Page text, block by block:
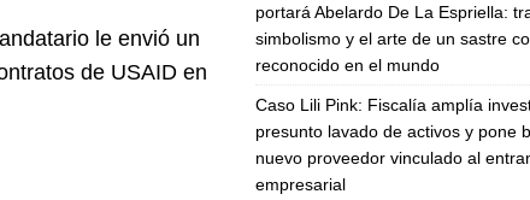
le envió un
de USAID en
portará Abelardo De La Espriella:
simbolismo y el arte de un sastre
reconocido en el mundo
Caso Lili Pink: Fiscalía amplía
presunto lavado de activos y pone
nuevo proveedor vinculado al
empresarial